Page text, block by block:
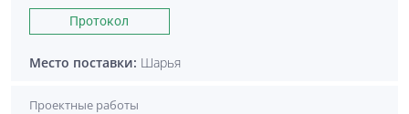
Протокол
Место поставки: Шарья
Проектные работы